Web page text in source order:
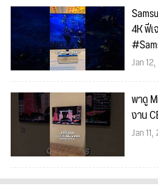
4K ฟี
Jan
พาดู
งาน
Jan